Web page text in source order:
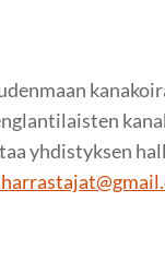
yhdistyksen